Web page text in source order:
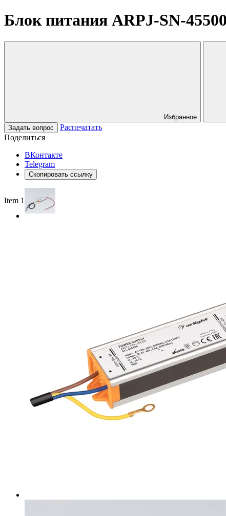
Блок питания ARPJ-SN-
Избранное
Задать вопрос
Распечатать
Поделиться
ВКонтакте
Telegram
Скопировать ссылку
Item 1 of 2